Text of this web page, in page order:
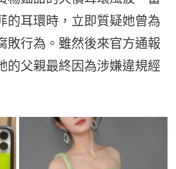
的耳環時，立即質疑她曾為
敗行為。雖然後來官方通報
的父親最終因為涉嫌違規經